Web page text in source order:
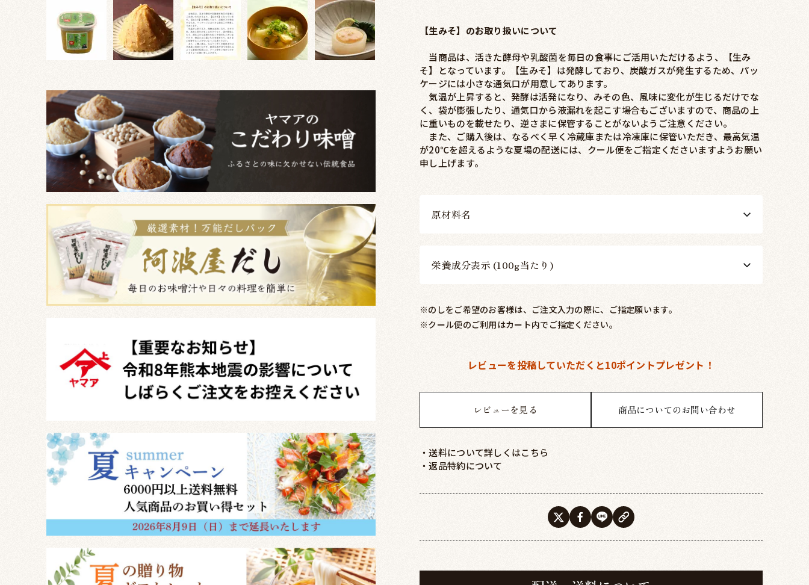
【生みそ】のお取り扱いについて
当商品は、活きた酵母や乳酸菌を毎日の食事にご活用いただけるよう、【生み
そ】となっています。【生みそ】は発酵しており、炭酸ガスが発生するため、パッ
ケージには小さな通気口が用意してあります。
気温が上昇すると、発酵は活発になり、みその色、風味に変化が生じるだけでな
く、袋が膨張したり、通気口から液漏れを起こす場合もございますので、商品の上
に重いものを載せたり、逆さまに保管することがないようご注意ください。
また、ご購入後は、なるべく早く冷蔵庫または冷凍庫に保管いただき、最高気温
が20℃を超えるような夏場の配送には、クール便をご指定くださいますようお願い
申し上げます。
原材料名
栄養成分表示 (100g当たり)
※のしをご希望のお客様は、ご注文入力の際に、ご指定願います。
※クール便のご利用はカート内でご指定ください。
レビューを投稿していただくと10ポイントプレゼント！
レビューを見る 商品についてのお問い合わせ
・送料について詳しくはこちら
・返品特約について